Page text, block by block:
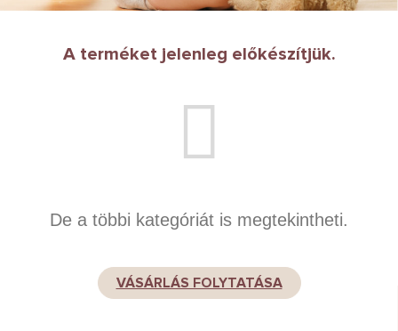
A terméket jelenleg előkészítjük.
De a többi kategóriát is megtekintheti.
VÁSÁRLÁS FOLYTATÁSA